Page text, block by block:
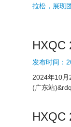
HXQC
发布时间：
2024年10月
(广东站
HXQC